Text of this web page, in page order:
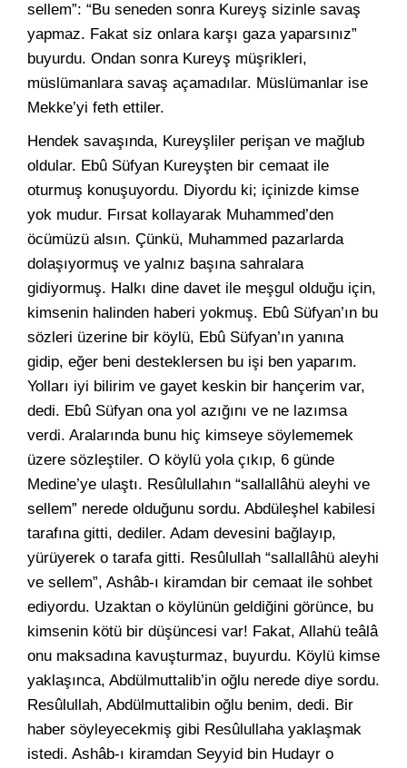
sellem”: “Bu seneden sonra Kureyş sizinle savaş
yapmaz. Fakat siz onlara karşı gaza yaparsınız”
buyurdu. Ondan sonra Kureyş müşrikleri,
müslümanlara savaş açamadılar. Müslümanlar ise
Mekke’yi feth ettiler.
Hendek savaşında, Kureyşliler perişan ve mağlub
oldular. Ebû Süfyan Kureyşten bir cemaat ile
oturmuş konuşuyordu. Diyordu ki; içinizde kimse
yok mudur. Fırsat kollayarak Muhammed’den
öcümüzü alsın. Çünkü, Muhammed pazarlarda
dolaşıyormuş ve yalnız başına sahralara
gidiyormuş. Halkı dine davet ile meşgul olduğu için,
kimsenin halinden haberi yokmuş. Ebû Süfyan’ın bu
sözleri üzerine bir köylü, Ebû Süfyan’ın yanına
gidip, eğer beni desteklersen bu işi ben yaparım.
Yolları iyi bilirim ve gayet keskin bir hançerim var,
dedi. Ebû Süfyan ona yol azığını ve ne lazımsa
verdi. Aralarında bunu hiç kimseye söylememek
üzere sözleştiler. O köylü yola çıkıp, 6 günde
Medine’ye ulaştı. Resûlullahın “sallallâhü aleyhi ve
sellem” nerede olduğunu sordu. Abdüleşhel kabilesi
tarafına gitti, dediler. Adam devesini bağlayıp,
yürüyerek o tarafa gitti. Resûlullah “sallallâhü aleyhi
ve sellem”, Ashâb-ı kiramdan bir cemaat ile sohbet
ediyordu. Uzaktan o köylünün geldiğini görünce, bu
kimsenin kötü bir düşüncesi var! Fakat, Allahü teâlâ
onu maksadına kavuşturmaz, buyurdu. Köylü kimse
yaklaşınca, Abdülmuttalib’in oğlu nerede diye sordu.
Resûlullah, Abdülmuttalibin oğlu benim, dedi. Bir
haber söyleyecekmiş gibi Resûlullaha yaklaşmak
istedi. Ashâb-ı kiramdan Seyyid bin Hudayr o